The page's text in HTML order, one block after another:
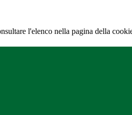
l'elenco nella pagina della